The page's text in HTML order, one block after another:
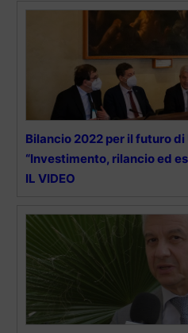
Bilancio 2022 per il futuro
“Investimento, rilancio ed
IL VIDEO